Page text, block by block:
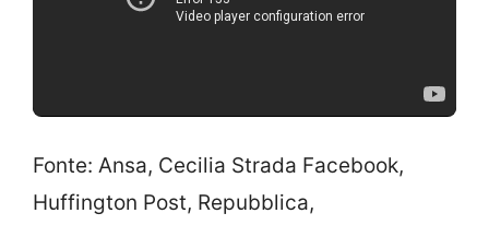
Fonte: Ansa, Cecilia Strada Facebook,
Huffington Post, Repubblica,